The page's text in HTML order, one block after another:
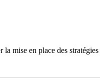
mise en place des stratégies